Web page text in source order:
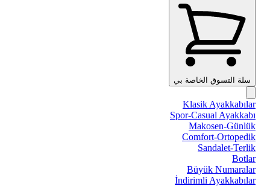
سلة التسوق الخاصة بي
Klasik Ayakkabılar
Spor-Casual Ayakkabı
Makosen-Günlük
Comfort-Ortopedik
Sandalet-Terlik
Botlar
Büyük Numaralar
İndirimli Ayakkabılar